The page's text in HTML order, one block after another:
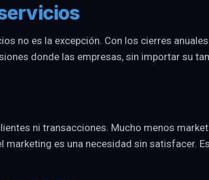
no es la excepción. Con los cierres
donde las empresas, sin importar su
ni transacciones. Mucho menos
marketing es una necesidad sin satisfacer.